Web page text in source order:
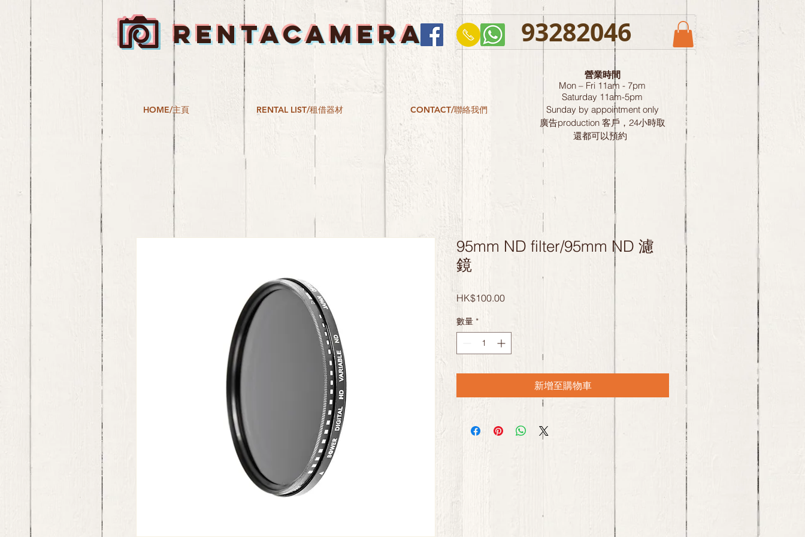
RENTACAMERA 93282046
HOME/主頁 RENTAL LIST/租借器材 CONTACT/聯絡我們
營業時間
Mon – Fri 11am - 7pm
Saturday 11am-5pm
Sunday by appointment only
廣告production 客戶，24小時取
還都可以預約
95mm ND filter/95mm ND 濾
鏡
HK$100.00價
數量 *
新增至購物車